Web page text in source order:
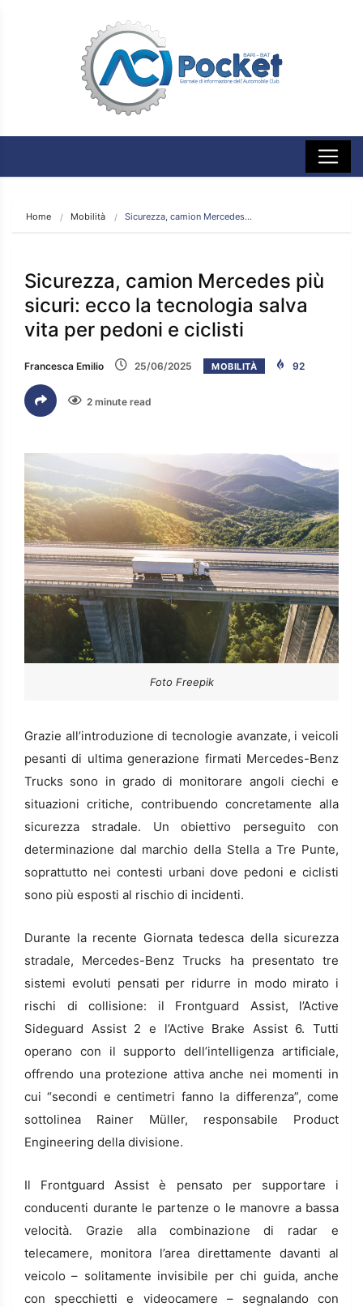
Home Mobilità Sicurezza, camion Mercedes…
Sicurezza, camion Mercedes più
sicuri: ecco la tecnologia salva
vita per pedoni e ciclisti
Francesca Emilio 25/06/2025 MOBILITÀ 92
2 minute read
Foto Freepik
Grazie all’introduzione di tecnologie avanzate, i veicoli
pesanti di ultima generazione firmati Mercedes-Benz
Trucks sono in grado di monitorare angoli ciechi e
situazioni critiche, contribuendo concretamente alla
sicurezza stradale. Un obiettivo perseguito con
determinazione dal marchio della Stella a Tre Punte,
soprattutto nei contesti urbani dove pedoni e ciclisti
sono più esposti al rischio di incidenti.
Durante la recente Giornata tedesca della sicurezza
stradale, Mercedes-Benz Trucks ha presentato tre
sistemi evoluti pensati per ridurre in modo mirato i
rischi di collisione: il Frontguard Assist, l’Active
Sideguard Assist 2 e l’Active Brake Assist 6. Tutti
operano con il supporto dell’intelligenza artificiale,
offrendo una protezione attiva anche nei momenti in
cui “secondi e centimetri fanno la differenza”, come
sottolinea Rainer Müller, responsabile Product
Engineering della divisione.
Il Frontguard Assist è pensato per supportare i
conducenti durante le partenze o le manovre a bassa
velocità. Grazie alla combinazione di radar e
telecamere, monitora l’area direttamente davanti al
veicolo – solitamente invisibile per chi guida, anche
con specchietti e videocamere – segnalando con